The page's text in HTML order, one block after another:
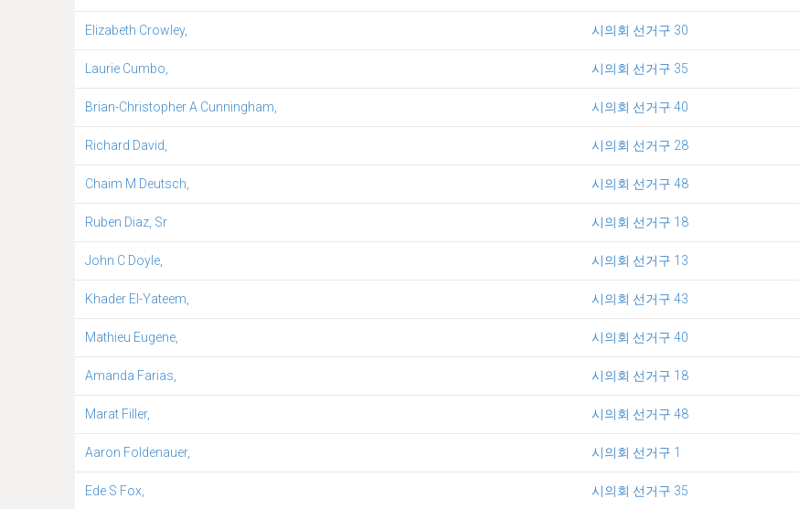
Elizabeth Crowley, 시의회 선거구 30
Laurie Cumbo, 시의회 선거구 35
Brian-Christopher A Cunningham, 시의회 선거구 40
Richard David, 시의회 선거구 28
Chaim M Deutsch, 시의회 선거구 48
Ruben Diaz, Sr 시의회 선거구 18
John C Doyle, 시의회 선거구 13
Khader El-Yateem, 시의회 선거구 43
Mathieu Eugene, 시의회 선거구 40
Amanda Farias, 시의회 선거구 18
Marat Filler, 시의회 선거구 48
Aaron Foldenauer, 시의회 선거구 1
Ede S Fox, 시의회 선거구 35